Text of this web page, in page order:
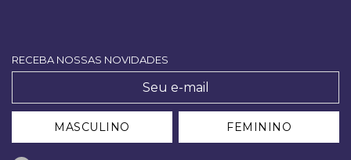
RECEBA NOSSAS NOVIDADES
MASCULINO FEMININO